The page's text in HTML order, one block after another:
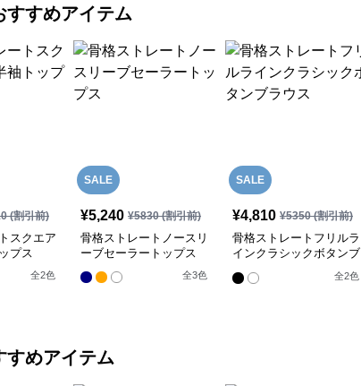
すすめアイテム
(割引前)
スクエア
プス
全2色
SALE
¥5,240 ¥5830(割引前)
骨格ストレートノースリ
ーブセーラートップス
全3色
SALE
¥4,810 ¥5350(割引前)
骨格ストレートフリルラ
インクラシックボタンブ
全2色
すめアイテム